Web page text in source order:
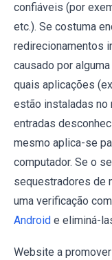
confiáveis (por
etc.). Se costuma
redirecionamentos
causado por
quais aplicações
estão instaladas no
entradas
mesmo aplica-se
computador. Se o
sequestradores de
uma verificação com
Android e eliminá-
Website a